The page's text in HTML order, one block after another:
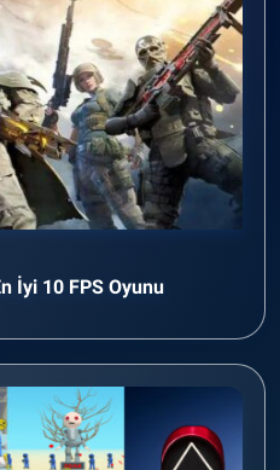
İyi 10 FPS Oyunu